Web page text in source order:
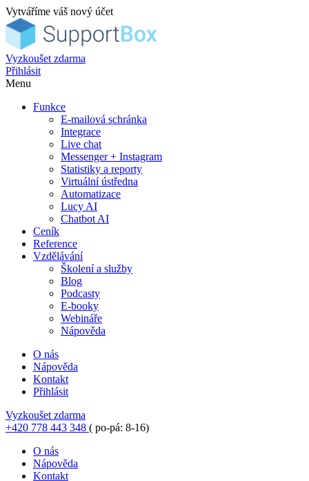
Vytváříme váš nový účet
Vyzkoušet zdarma
Přihlásit
Menu
Funkce
E-mailová schránka
Integrace
Live chat
Messenger + Instagram
Statistiky a reporty
Virtuální ústředna
Automatizace
Lucy AI
Chatbot AI
Ceník
Reference
Vzdělávání
Školení a služby
Blog
Podcasty
E-booky
Webináře
Nápověda
O nás
Nápověda
Kontakt
Přihlásit
Vyzkoušet zdarma
+420 778 443 348 ( po-pá: 8-16)
O nás
Nápověda
Kontakt